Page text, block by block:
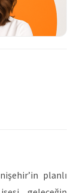
planlı